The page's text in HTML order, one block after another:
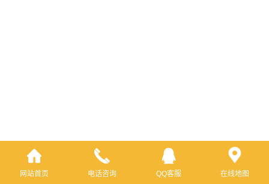
网站首页 电话咨询 QQ客服 在线地图